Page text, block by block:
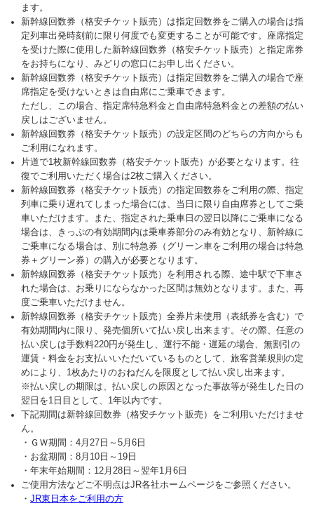
ます。
新幹線回数券（格安チケット販売）は指定回数券をご購入の場合は指
定列車出発時刻前に限り何度でも変更することが可能です。座席指定
を受けた際に使用した新幹線回数券（格安チケット販売）と指定席券
をお持ちになり、みどりの窓口にお申し出ください。
新幹線回数券（格安チケット販売）は指定回数券をご購入の場合で座
席指定を受けないときは自由席にご乗車できます。
ただし、この場合、指定席特急料金と自由席特急料金との差額の払い
戻しはございません。
新幹線回数券（格安チケット販売）の設定区間のどちらの方向からも
ご利用になれます。
片道で1枚新幹線回数券（格安チケット販売）が必要となります。往
復でご利用いただく場合は2枚ご購入ください。
新幹線回数券（格安チケット販売）の指定回数券をご利用の際、指定
列車に乗り遅れてしまった場合には、当日に限り自由席券としてご乗
車いただけます。また、指定された乗車日の翌日以降にご乗車になる
場合は、きっぷの有効期間内は乗車券部分のみ有効となり、新幹線に
ご乗車になる場合は、別に特急券（グリーン車をご利用の場合は特急
券＋グリーン券）の購入が必要となります。
新幹線回数券（格安チケット販売）を利用される際、途中駅で下車さ
れた場合は、お乗りにならなかった区間は無効となります。また、再
度ご乗車いただけません。
新幹線回数券（格安チケット販売）全券片未使用（表紙券を含む）で
有効期間内に限り、発売個所いて払い戻し出来ます。その際、任意の
払い戻しは手数料220円が発生し、運行不能・遅延の場合、無割引の
運賃・料金をお支払いいただいているものとして、旅客営業規則の定
めにより、1枚あたりのおねだんを限度として払い戻し出来ます。
※払い戻しの期限は、払い戻しの原因となった事故等が発生した日の
翌日を1日目として、1年以内です。
下記期間は新幹線回数券（格安チケット販売）をご利用いただけませ
ん。
・ＧＷ期間：4月27日～5月6日
・お盆期間：8月10日～19日
・年末年始期間：12月28日～翌年1月6日
ご使用方法などご不明点はJR各社ホームページをご参照ください。
・JR東日本をご利用の方